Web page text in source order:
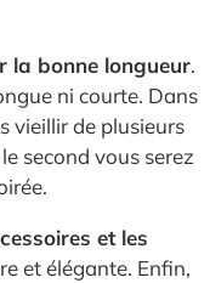
la bonne longueur.
ni courte. Dans
vieillir de plusieurs
second vous serez
et les
et élégante. Enfin,